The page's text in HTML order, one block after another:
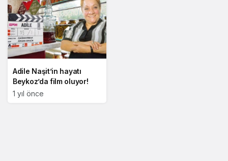
Adile Naşit’in hayatı
Beykoz’da film oluyor!
1 yıl önce